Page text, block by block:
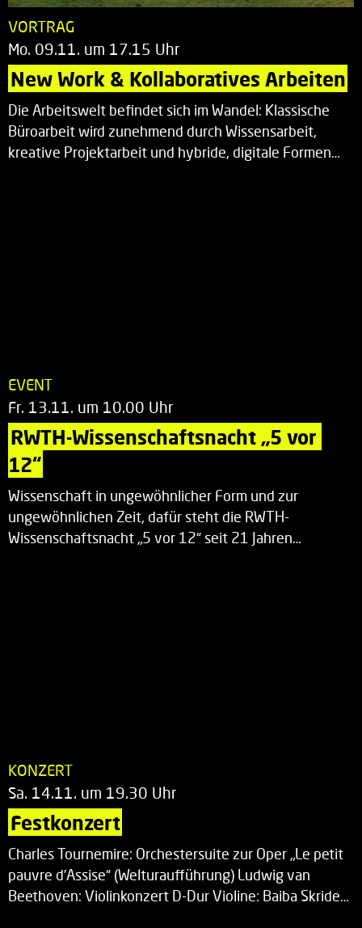
VORTRAG
Mo. 09.11. um 17.15 Uhr
New Work & Kollaboratives Arbeiten
Die Arbeitswelt befindet sich im Wandel: Klassische
Büroarbeit wird zunehmend durch Wissensarbeit,
kreative Projektarbeit und hybride, digitale Formen…
EVENT
Fr. 13.11. um 10.00 Uhr
RWTH-Wissenschaftsnacht „5 vor
12“
Wissenschaft in ungewöhnlicher Form und zur
ungewöhnlichen Zeit, dafür steht die RWTH-
Wissenschaftsnacht „5 vor 12“ seit 21 Jahren…
KONZERT
Sa. 14.11. um 19.30 Uhr
Festkonzert
Charles Tournemire: Orchestersuite zur Oper „Le petit
pauvre d’Assise“ (Welturaufführung) Ludwig van
Beethoven: Violinkonzert D-Dur Violine: Baiba Skride…